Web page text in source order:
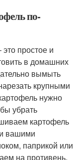
по-
простое и
в домашних
вымыть
крупными
нужно
убрать
картофель
вашими
паприкой или
на противень,